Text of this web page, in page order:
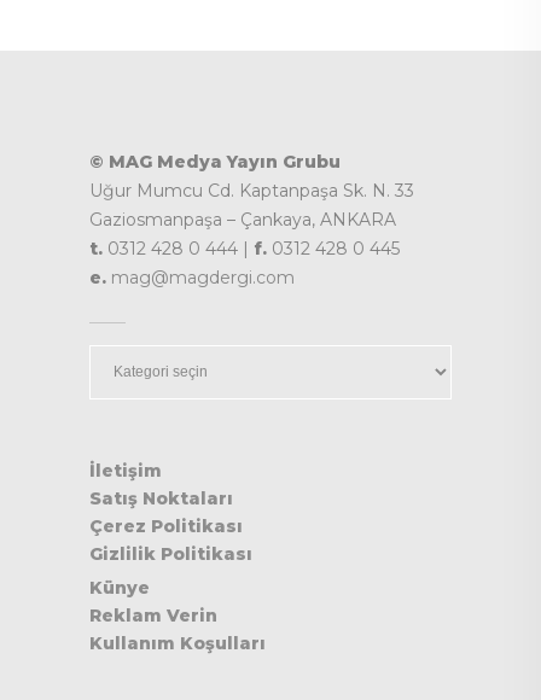
© MAG Medya Yayın Grubu
Uğur Mumcu Cd. Kaptanpaşa Sk. N. 33
Gaziosmanpaşa – Çankaya, ANKARA
t. 0312 428 0 444 | f. 0312 428 0 445
e. mag@magdergi.com
İletişim
Satış Noktaları
Çerez Politikası
Gizlilik Politikası
Künye
Reklam Verin
Kullanım Koşulları